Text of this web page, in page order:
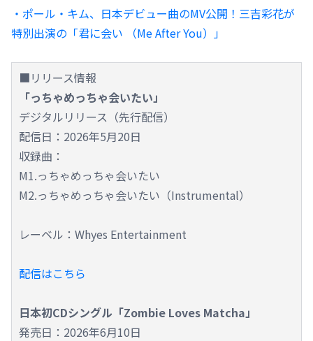
・ポール・キム、日本デビュー曲のMV公開！三吉彩花が
特別出演の「君に会い （Me After You）」
■リリース情報
「っちゃめっちゃ会いたい」
デジタルリリース（先行配信）
配信日：2026年5月20日
収録曲：
M1.っちゃめっちゃ会いたい
M2.っちゃめっちゃ会いたい（Instrumental）
レーベル：Whyes Entertainment
配信はこちら
日本初CDシングル「Zombie Loves Matcha」
発売日：2026年6月10日